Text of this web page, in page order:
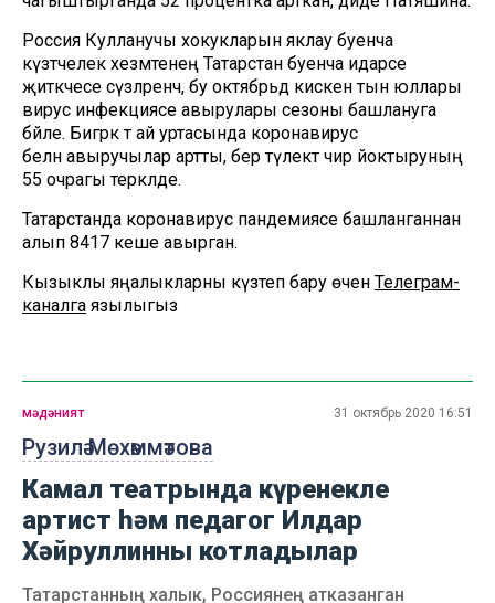
Россия Кулланучы хокукларын яклау буенча
күзәтчелек хезмәтенең Татарстан буенча идарәсе
җитәкчесе сүзләренчә, бу октябрьдә кискен тын юллары
вирус инфекциясе авырулары сезоны башлануга
бәйле. Бигрәк тә ай уртасында коронавирус
белән авыручылар артты, бер тәүлектә чир йоктыруның
55 очрагы теркәлде.
Татарстанда коронавирус пандемиясе башланганнан
алып 8417 кеше авырган.
Кызыклы яңалыкларны күзәтеп бару өчен Телеграм-
каналга язылыгыз
Рузилә Мөхәммәтова
мәдәният 31 октябрь 2020 16:51
Камал театрында күренекле
артист һәм педагог Илдар
Хәйруллинны котладылар
Татарстанның халык, Россиянең атказанган